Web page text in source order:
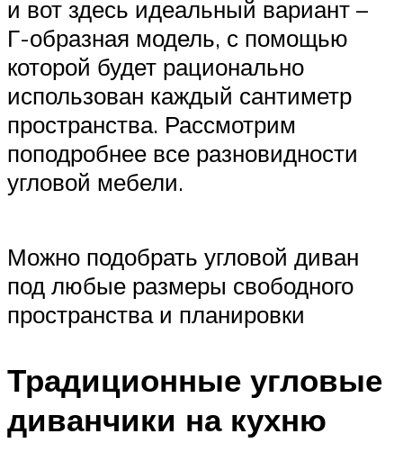
и вот здесь идеальный вариант –
Г-образная модель, с помощью
которой будет рационально
использован каждый сантиметр
пространства. Рассмотрим
поподробнее все разновидности
угловой мебели.
Можно подобрать угловой диван
под любые размеры свободного
пространства и планировки
Традиционные угловые
диванчики на кухню